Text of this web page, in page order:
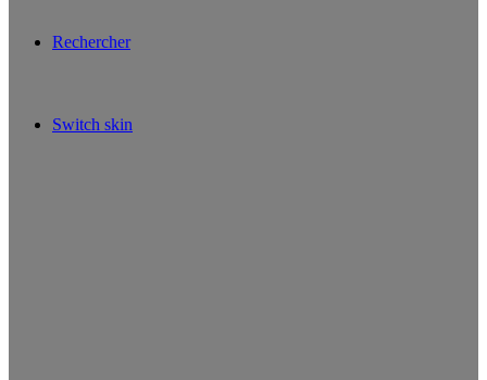
Rechercher
Switch skin